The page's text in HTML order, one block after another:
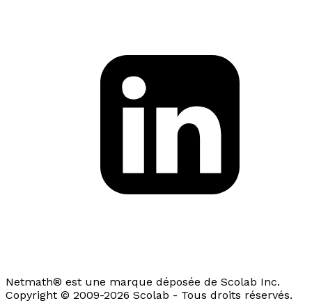
Netmath® est une marque déposée de Scolab Inc.
Copyright © 2009-2026 Scolab - Tous droits réservés.